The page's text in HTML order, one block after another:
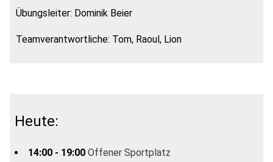
Übungsleiter: Dominik Beier
Teamverantwortliche: Tom, Raoul, Lion
Heute:
14:00 - 19:00 Offener Sportplatz